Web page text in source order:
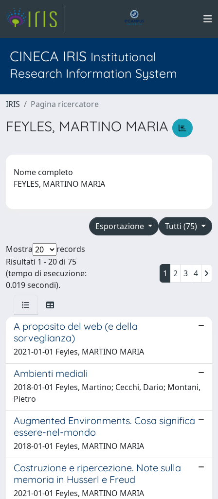
CINECA IRIS Institutional
Research Information System
IRIS Pagina ricercatore
FEYLES, MARTINO MARIA
Nome completo
FEYLES, MARTINO MARIA
Tutti (75)
Esportazione
Mostra
records
Risultati 1 - 20 di 75
(tempo di esecuzione:
0.019 secondi).
1 2 3 4
A proposito del web (e della
sorveglianza)
2021-01-01 Feyles, MARTINO MARIA
Ambienti mediali
2018-01-01 Feyles, Martino; Cecchi, Dario; Montani,
Pietro
Augmented Environments. Cosa significa
essere-nel-mondo
2018-01-01 Feyles, MARTINO MARIA
Costruzione e ripercezione. Note sulla
memoria in Husserl e Freud
2021-01-01 Feyles, MARTINO MARIA